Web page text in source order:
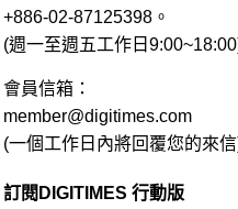
+886-02-87125398。
(週一至週五工作日
會員信箱：
member@digitimes.com
(一個工作日內將回覆您的來
訂閱DIGITIMES 行動版